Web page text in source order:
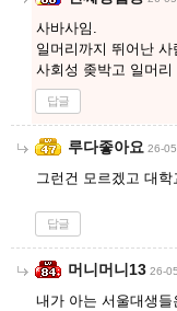
사바사임.
일머리까지 뛰어난 사
사회성 좆박고 일머리
답글
루다좋아요 26-
그런건 모르겠고 대
답글
머니머니13 26-
내가 아는 서울대생